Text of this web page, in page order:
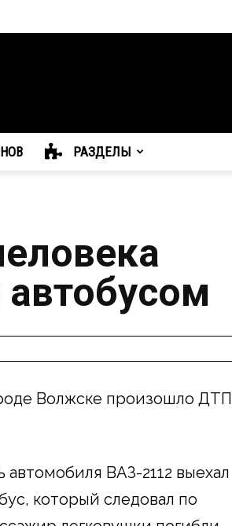
РАЗДЕЛЫ
Волжске произошло ДТП
ВАЗ-2112 выехал
который следовал по